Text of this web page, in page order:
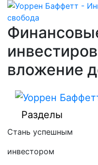
вложение
Разделы
Стань успешным
инвестором